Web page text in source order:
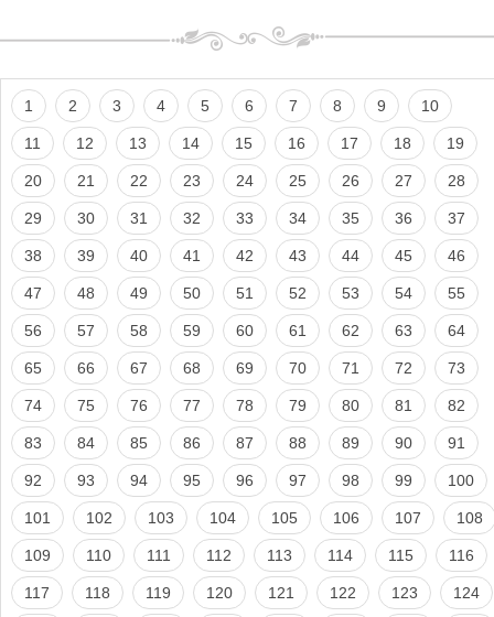
1 2 3 4 5 6 7 8 9 10
11 12 13 14 15 16 17 18 19
20 21 22 23 24 25 26 27 28
29 30 31 32 33 34 35 36 37
38 39 40 41 42 43 44 45 46
47 48 49 50 51 52 53 54 55
56 57 58 59 60 61 62 63 64
65 66 67 68 69 70 71 72 73
74 75 76 77 78 79 80 81 82
83 84 85 86 87 88 89 90 91
92 93 94 95 96 97 98 99 100
101 102 103 104 105 106 107 108
109 110 111 112 113 114 115 116
117 118 119 120 121 122 123 124